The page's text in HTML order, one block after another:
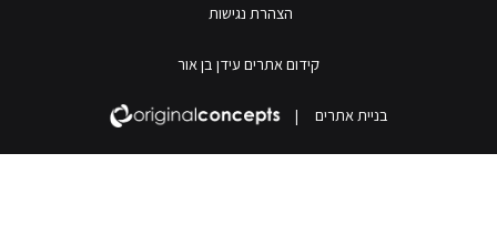
הצהרת נגישות
קידום אתרים עידן בן אור
בניית אתרים |